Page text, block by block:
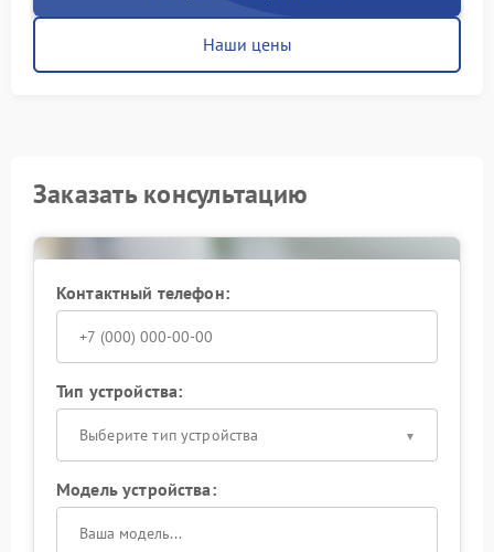
Наши цены
Заказать консультацию
Контактный телефон:
Тип устройства:
Выберите тип устройства
Модель устройства: